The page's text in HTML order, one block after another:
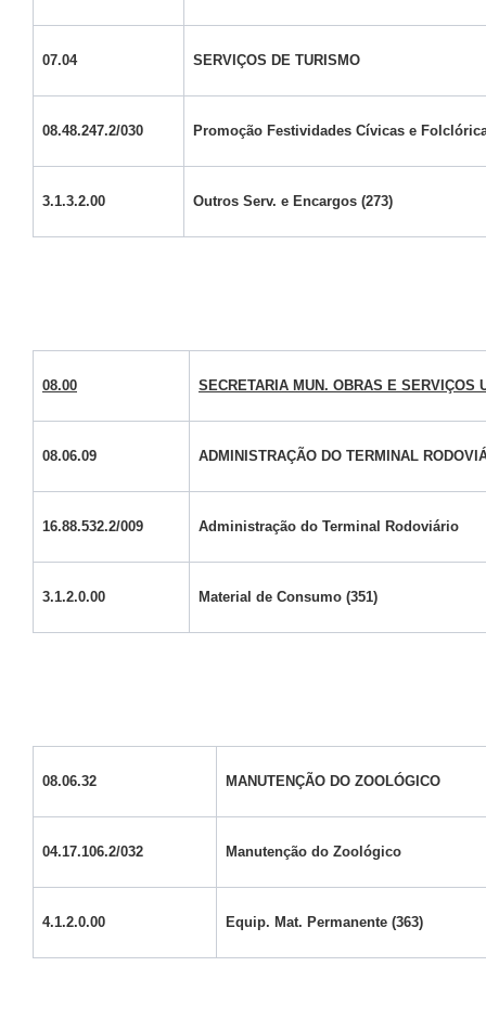
07.04 SERVIÇOS DE TURISMO
08.48.247.2/030 Promoção Festividades Cívicas e
3.1.3.2.00 Outros Serv. e Encargos (273)
08.00 SECRETARIA MUN. OBRAS E SERVIÇOS
08.06.09 ADMINISTRAÇÃO DO TERMINAL
16.88.532.2/009 Administração do Terminal Rodoviário
3.1.2.0.00 Material de Consumo (351)
08.06.32 MANUTENÇÃO DO ZOOLÓGICO
04.17.106.2/032 Manutenção do Zoológico
4.1.2.0.00 Equip. Mat. Permanente (363)